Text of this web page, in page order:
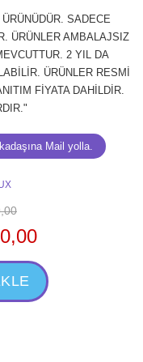
SADECE
ÜRÜNLER AMBALAJSIZ
2 YIL DA
ÜRÜNLER RESMİ
FİYATA DAHİLDİR.